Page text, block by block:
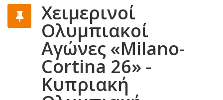
Χειμερινοί
Ολυμπιακοί
Αγώνες «Milano-
Cortina 26» -
Κυπριακή